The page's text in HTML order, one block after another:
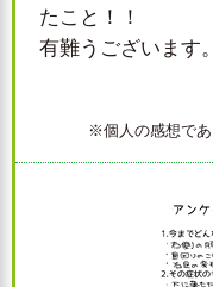
たこと！！
有難うございます。
※個人の感想であ